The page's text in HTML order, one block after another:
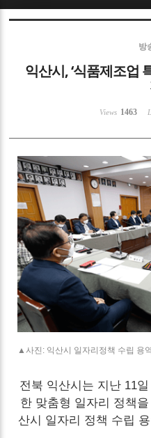
방
익산시, ‘식품제조업
Views 1463
▲사진: 익산시 일자리정책 수립 용
전북 익산시는 지난 11
한 맞춤형 일자리 정책
산시 일자리 정책 수립
Sketchbook5,